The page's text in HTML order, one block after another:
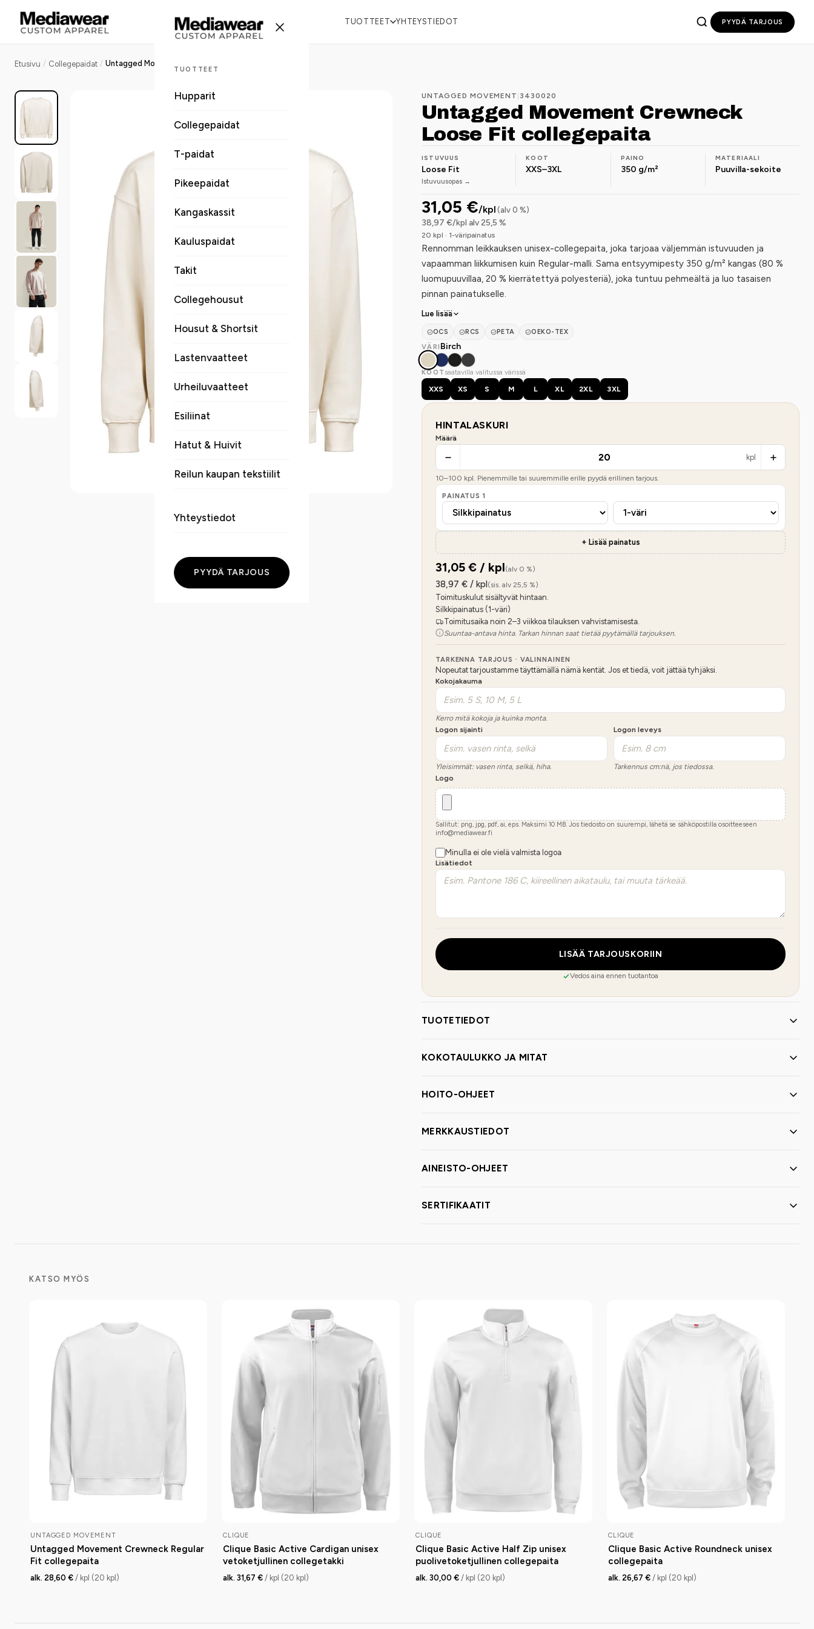
TUOTTEET YHTEYSTIEDOT PYYDÄ TARJOUS
TUOTTEET
Hupparit
Collegepaidat
T-paidat
Pikeepaidat
Kangaskassit
Kauluspaidat
Takit
Collegehousut
Housut & Shortsit
Lastenvaatteet
Urheiluvaatteet
Esiliinat
Hatut & Huivit
Reilun kaupan tekstiilit
Yhteystiedot
PYYDÄ TARJOUS
Etusivu / Collegepaidat /
UNTAGGED MOVEMENT |3430020
Untagged Movement Crewneck
Loose Fit collegepaita
ISTUVUUS
Loose Fit
Istuvuusopas →
KOOT
XXS–3XL
PAINO
350 g/m²
MATERIAALI
Puuvilla-sekoite
31,05 €/kpl (alv 0 %)
38,97 €/kpl alv 25,5 %
20 kpl · 1-väripainatus
Rennomman leikkauksen unisex-collegepaita, joka tarjoaa väljemmän istuvuuden ja
vapaamman liikkumisen kuin Regular-malli. Sama entsyymipesty 350 g/m² kangas (80 %
luomupuuvillaa, 20 % kierrätettyä polyesteriä), joka tuntuu pehmeältä ja luo tasaisen
pinnan painatukselle.
Lue lisää
OCS RCS PETA
OEKO-TEX
VÄRI Birch
KOOT saatavilla valitussa värissä
XXS
XS S M L XL 2XL 3XL
HINTALASKURI
Määrä
kpl
10–100 kpl. Pienemmille tai suuremmille erille pyydä erillinen tarjous.
PAINATUS 1
+ Lisää painatus
31,05 € / kpl(alv 0 %)
38,97 € / kpl(sis. alv 25,5 %)
Toimituskulut sisältyvät hintaan.
Silkkipainatus (1-väri)
Toimitusaika noin 2–3 viikkoa tilauksen vahvistamisesta.
Suuntaa-antava hinta. Tarkan hinnan saat tietää pyytämällä tarjouksen.
TARKENNA TARJOUS · VALINNAINEN
Nopeutat tarjoustamme täyttämällä nämä kentät. Jos et tiedä, voit jättää tyhjäksi.
Kokojakauma
Kerro mitä kokoja ja kuinka monta.
Logon sijainti
Yleisimmät: vasen rinta, selkä, hiha.
Logon leveys
Tarkennus cm:nä, jos tiedossa.
Logo
Sallitut: png, jpg, pdf, ai, eps. Maksimi 10 MB. Jos tiedosto on suurempi, lähetä se sähköpostilla osoitteeseen
info@mediawear.fi
Minulla ei ole vielä valmista logoa
Lisätiedot
LISÄÄ TARJOUSKORIIN
Vedos aina ennen tuotantoa
TUOTETIEDOT
KOKOTAULUKKO JA MITAT
HOITO-OHJEET
MERKKAUSTIEDOT
AINEISTO-OHJEET
SERTIFIKAATIT
KATSO MYÖS
UNTAGGED MOVEMENT
Untagged Movement Crewneck Regular
Fit collegepaita
alk. 28,60 € / kpl (20 kpl)
CLIQUE
Clique Basic Active Cardigan unisex
vetoketjullinen collegetakki
alk. 31,67 € / kpl (20 kpl)
CLIQUE
Clique Basic Active Half Zip unisex
puolivetoketjullinen collegepaita
alk. 30,00 € / kpl (20 kpl)
CLIQUE
Clique Basic Active Roundneck unisex
collegepaita
alk. 26,67 € / kpl (20 kpl)